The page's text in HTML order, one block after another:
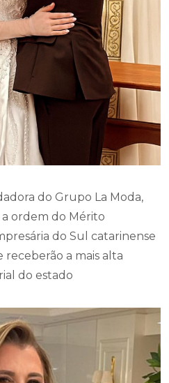
do Grupo La Moda,
ordem do Mérito
do Sul catarinense
a mais alta
do estado